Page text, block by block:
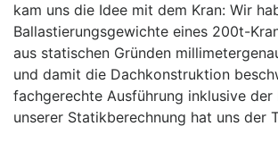
kam uns die Idee mit dem Kran: Wir
Ballastierungsgewichte eines 200t-
aus statischen Gründen
und damit die Dachkonstruktion
fachgerechte Ausführung inklusive der
unserer Statikberechnung hat uns der